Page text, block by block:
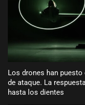
Los drones han
de ataque. La
hasta los dientes